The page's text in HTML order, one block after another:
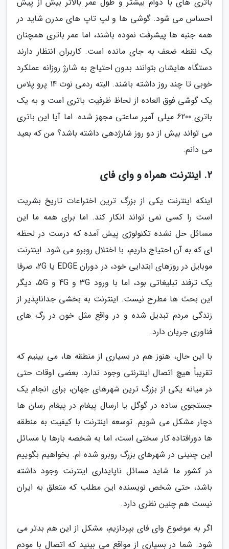
احساس می شود. گوشی ها و لپ تاپ های مدرن شاید در
همه جنبه ها پیشرفت نموده باشند، اما عمر باتری همچنان
یک نقطه ضعف به جای مانده است. کاربران انتظار دارند
دستگاه هایشان بتوانند بدون احتیاج به شارژ روزانه عملکرد
خوبی تا چند روز داشته باشند. البته ردمی نوت 14 پرو پلاس
یک گوشی فوق العاده از لحاظ ظرفیت باتری است و به یک
باتری 6200 میلی آمپر ساعتی مجهز شده. اما آیا این باتری
می تواند بیش از دو روز شارژدهی داشته باشد؟ من که بعید
می دانم.
2. اینترنت همراه و وای فای
اینکه اینترنت یکی از بزرگ ترین اختراعات تاریخ بشریت
است را کسی نمی تواند انکار کند. اما برای همه ما این
مسائل حل نشده تکنولوژی پیش آمده که درست در لحظه
ای که به آن احتیاج داریم، با اختلال روبرو می شود. اینترنت
موبایل در روزهای ابتدایی خود، در دوران EDGE یا 2G، صرفا
یک ترفند تبلیغاتی بود، اما با ورود 3G و 4G و 5G، دیگر
این بحث ها مطرح نیست. اینترنت به بخشی جداناپذیر از
زندگی مردم تبدیل شده و در واقع مثل خون در رگ های
فناوری جریان دارد.
با این حال، هنوز هم در بسیاری از منطقه ها، می بینیم که
تقریباً هیچ اتصال اینترنتی وجود ندارد. بعضی اوقات حتی
در میانه یکی از بزرگ ترین شهرهای جهان، برای انجام یک
جستجوی ساده در گوگل یا ارسال پیغام در پیغام رسان ها
دچار مشکل می شویم. توسعه اینترنت با کیفیت به منطقه
ها دورافتاده کار سختی است، اما به شخصه بارها با مسائل
این چنینی در شهرهای بزرگ روبرو شده ام. بخواهیم بگوییم
در کشور ما شاید مسائل ناپایداری اینترنت وجود داشته
باشد، حتی شخص نویسنده این مطلب که متعلق به ایران
نیست هم چنین نظری دارد.
اگر به موضوع وای فای بپردازیم، مشکل از این هم بدتر می
شود. شما در بسیاری از مواقع می بینید که اتصال با مودم